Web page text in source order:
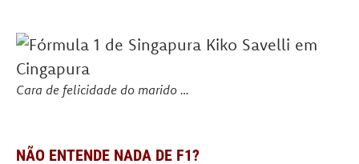
Cara de felicidade do marido …
NÃO ENTENDE NADA DE F1?